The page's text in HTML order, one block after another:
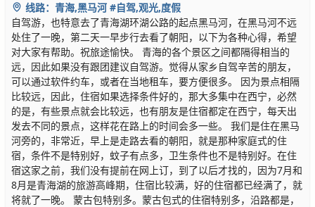
线路：青海,黑马河 #自驾,观光,度假
自驾游，也特意去了青海湖环湖公路的起点黑马河，在黑马河不远
处住了一晚，第二天一早步行去看了朝阳，以下为各种心得，希望
对大家有帮助。祝旅途愉快。 青海的各个景区之间都隔得相当的
远，因此如果没有跟团建议自驾游。觉得从家乡自驾辛苦的朋友，
可以通过软件约车，或者在当地租车，要方便很多。 因为景点相隔
比较远，因此，住宿如果选择条件好的，那大多集中在西宁，必然
的是，有些景点就会比较远，也有朋友是住宿都定在西宁，每天出
发去不同的景点，这样花在路上的时间会多一些。 我们是住在黑马
河旁的，非常近，早上是走路去看的朝阳，就是那种家庭式的住
宿，条件不是特别好，蚊子有点多，卫生条件也不是特别好。在住
宿这家之前，我们没有提前在网上订，到了以后才找的，因为7月和
8月是青海湖的旅游高峰期，住宿比较满，好的住宿都已经满了，就
将就了一晚。 蒙古包特别多。蒙古包式的住宿特别多，沿路都是，